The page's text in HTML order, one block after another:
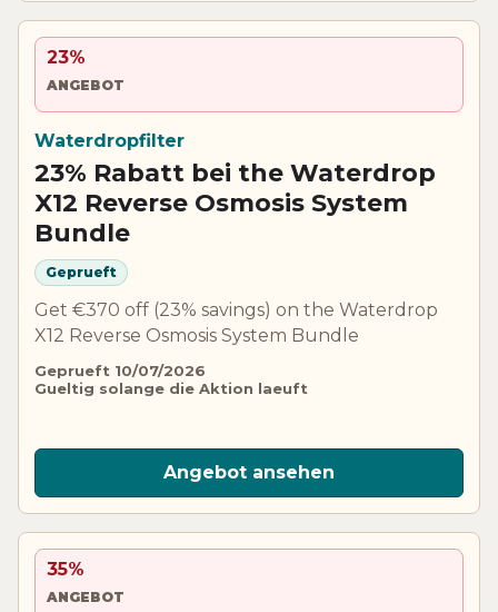
23%
ANGEBOT
Waterdropfilter
23% Rabatt bei the Waterdrop
X12 Reverse Osmosis System
Bundle
Geprueft
Get €370 off (23% savings) on the Waterdrop
X12 Reverse Osmosis System Bundle
Geprueft 10/07/2026
Gueltig solange die Aktion laeuft
Angebot ansehen
35%
ANGEBOT